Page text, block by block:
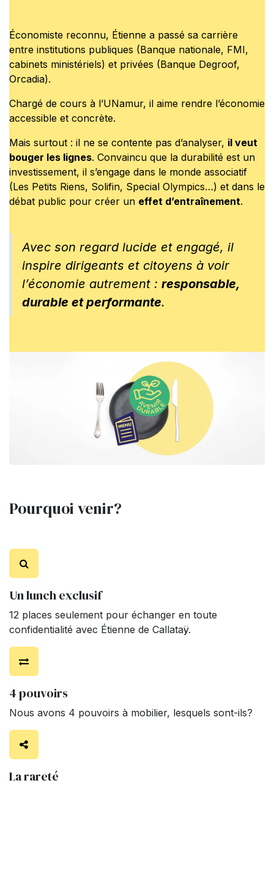
Économiste reconnu, Étienne a passé sa carrière
entre institutions publiques (Banque nationale, FMI,
cabinets ministériels) et privées (Banque Degroof,
Orcadia).
Chargé de cours à l’UNamur, il aime rendre l’économie
accessible et concrète.
Mais surtout : il ne se contente pas d’analyser, il veut
bouger les lignes. Convaincu que la durabilité est un
investissement, il s’engage dans le monde associatif
(Les Petits Riens, Solifin, Special Olympics…) et dans le
débat public pour créer un effet d’entraînement.
Avec son regard lucide et engagé, il
inspire dirigeants et citoyens à voir
l’économie autrement : responsable,
durable et performante.
Pourquoi venir?
Un lunch exclusif
12 places seulement pour échanger en toute
confidentialité avec Étienne de Callataÿ.
4 pouvoirs
Nous avons 4 pouvoirs à mobilier, lesquels sont-ils?
La rareté